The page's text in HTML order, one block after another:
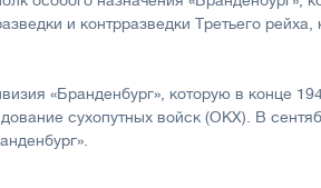
и контрразведки Третьего рейха,
«Бранденбург», которую в конце
сухопутных войск (ОКХ). В